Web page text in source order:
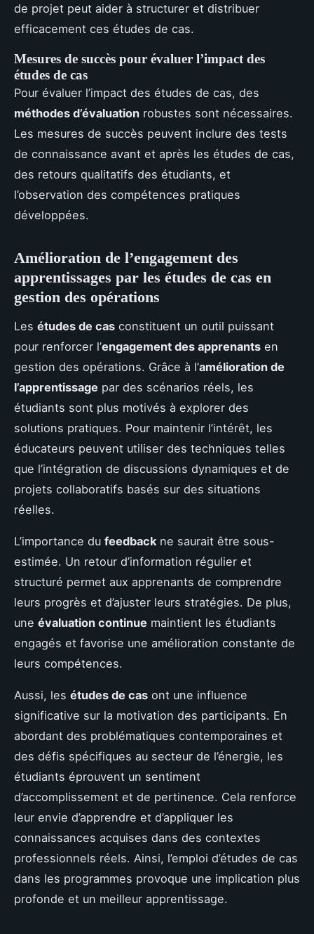
de projet peut aider à structurer et distribuer
efficacement ces études de cas.
Mesures de succès pour évaluer l’impact des
études de cas
Pour évaluer l’impact des études de cas, des
méthodes d’évaluation robustes sont nécessaires.
Les mesures de succès peuvent inclure des tests
de connaissance avant et après les études de cas,
des retours qualitatifs des étudiants, et
l’observation des compétences pratiques
développées.
Amélioration de l’engagement des
apprentissages par les études de cas en
gestion des opérations
Les études de cas constituent un outil puissant
pour renforcer l’engagement des apprenants en
gestion des opérations. Grâce à l’amélioration de
l’apprentissage par des scénarios réels, les
étudiants sont plus motivés à explorer des
solutions pratiques. Pour maintenir l’intérêt, les
éducateurs peuvent utiliser des techniques telles
que l’intégration de discussions dynamiques et de
projets collaboratifs basés sur des situations
réelles.
L’importance du feedback ne saurait être sous-
estimée. Un retour d’information régulier et
structuré permet aux apprenants de comprendre
leurs progrès et d’ajuster leurs stratégies. De plus,
une évaluation continue maintient les étudiants
engagés et favorise une amélioration constante de
leurs compétences.
Aussi, les études de cas ont une influence
significative sur la motivation des participants. En
abordant des problématiques contemporaines et
des défis spécifiques au secteur de l’énergie, les
étudiants éprouvent un sentiment
d’accomplissement et de pertinence. Cela renforce
leur envie d’apprendre et d’appliquer les
connaissances acquises dans des contextes
professionnels réels. Ainsi, l’emploi d’études de cas
dans les programmes provoque une implication plus
profonde et un meilleur apprentissage.